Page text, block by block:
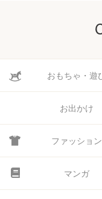
おもちゃ・遊
お出かけ
ファッション
マンガ